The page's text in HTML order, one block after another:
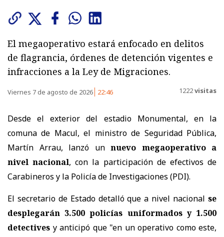
El megaoperativo estará enfocado en delitos
de flagrancia, órdenes de detención vigentes e
infracciones a la Ley de Migraciones.
Viernes 7 de agosto de 2026 22:46 1222visitas
Desde el exterior del estadio Monumental, en la
comuna de Macul, el ministro de Seguridad Pública,
Martín Arrau, lanzó un nuevo megaoperativo a
nivel nacional, con la participación de efectivos de
Carabineros y la Policía de Investigaciones (PDI).
El secretario de Estado detalló que a nivel nacional se
desplegarán 3.500 policías uniformados y 1.500
detectives y anticipó que "en un operativo como este,